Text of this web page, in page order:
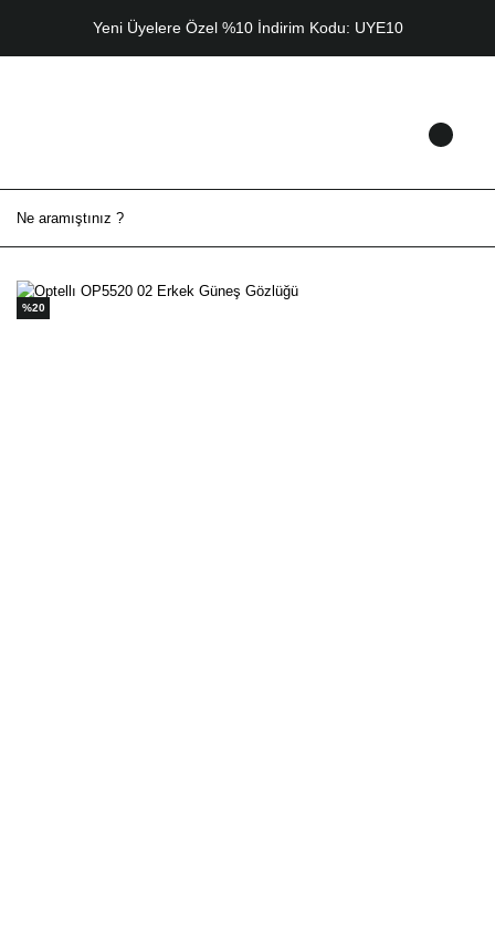
Yeni Üyelere Özel %10 İndirim Kodu: UYE10
%20